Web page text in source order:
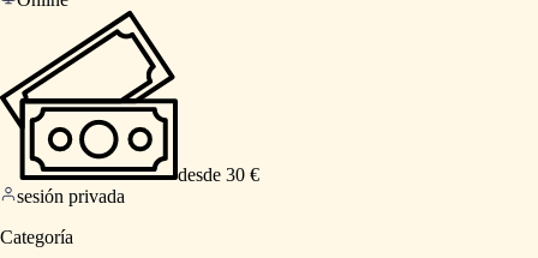
desde 30 €
sesión privada
Categoría